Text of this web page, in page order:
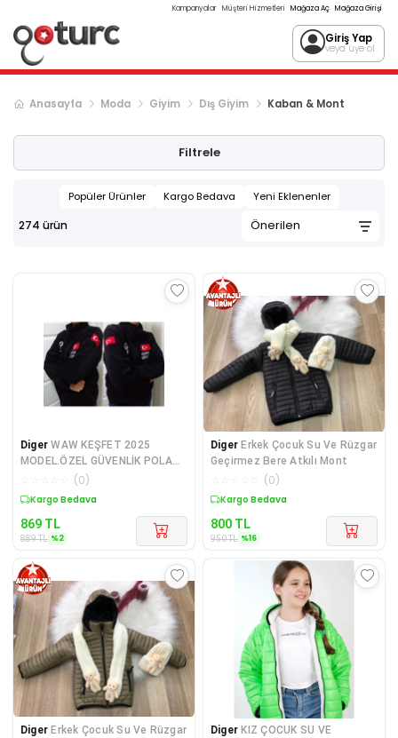
Kampanyalar Müşteri Hizmetleri Mağaza Aç Mağaza Girişi
Giriş Yap
veya üye ol
Sonraki ürün sayfası, sayfa2
Anasayfa Moda Giyim Dış Giyim Kaban & Mont
Filtrele
Popüler Ürünler Kargo Bedava Yeni Eklenenler
274 ürün
Diger WAW KEŞFET 2025
MODEL.ÖZEL GÜVENLİK POLAR
MONT SATINAL.SIVILE SAT
(0)
Sepette %2 İndirim
869 TL
889TL %2
Diger Erkek Çocuk Su Ve Rüzgar
Geçirmez Bere Atkılı Mont
(0)
Sepette %16 İndirim
800 TL
950TL %16
Diger Erkek Çocuk Su Ve Rüzgar
Diger KIZ ÇOCUK SU VE